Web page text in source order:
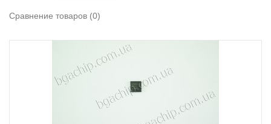
Сравнение товаров (0)